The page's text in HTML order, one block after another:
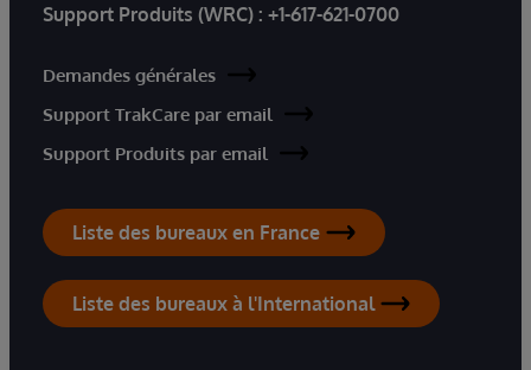
Support Produits (WRC) : +1-617-621-0700
Demandes générales
Support TrakCare par email
Support Produits par email
Liste des bureaux en France
Liste des bureaux à l'International